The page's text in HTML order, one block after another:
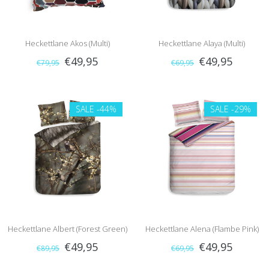
Heckettlane Akos (Multi)
€79,95 €49,95
Heckettlane Alaya (Multi)
€69,95 €49,95
SALE -44%
Heckettlane Albert (Forest Green)
€89,95 €49,95
SALE -29%
Heckettlane Alena (Flambe Pink)
€69,95 €49,95